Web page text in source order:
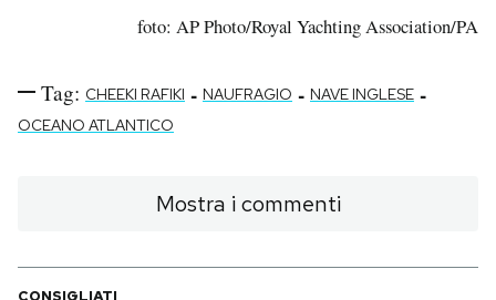
foto: AP Photo/Royal Yachting Association/PA
Tag: CHEEKI RAFIKI - NAUFRAGIO - NAVE INGLESE -
OCEANO ATLANTICO
Mostra i commenti
CONSIGLIATI